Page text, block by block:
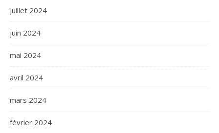
juillet 2024
juin 2024
mai 2024
avril 2024
mars 2024
février 2024